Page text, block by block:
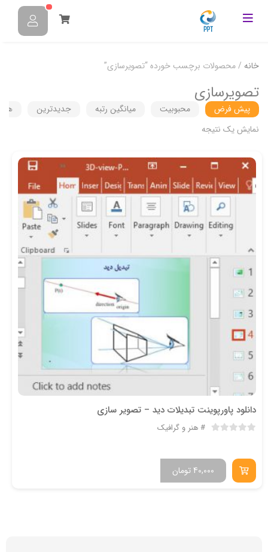
خانه / محصولات برچسب خورده “تصویرسازی”
تصویرسازی
پیش فرض محبوبیت میانگین رتبه جدیدترین
نمایش یک نتیجه
دانلود پاورپوینت تبدیلات دید – تصویر سازی
هنر و گرافیک
تومان40,000